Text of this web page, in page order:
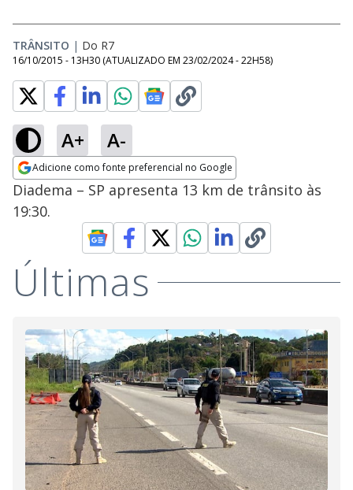
TRÂNSITO | Do R7
16/10/2015 - 13H30 (ATUALIZADO EM 23/02/2024 - 22H58)
A+ A-
Adicione como fonte preferencial no Google
Opens in new window
Diadema – SP apresenta 13 km de trânsito às
19:30.
Últimas